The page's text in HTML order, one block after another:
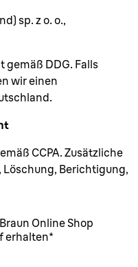
sp. z o. o.,
DDG. Falls
wir einen
CCPA. Zusätzliche
Löschung, Berichtigung,
Online Shop
erhalten*